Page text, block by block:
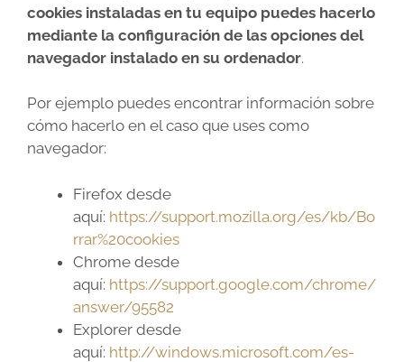
cookies instaladas en tu equipo puedes hacerlo
mediante la configuración de las opciones del
navegador instalado en su ordenador.
Por ejemplo puedes encontrar información sobre
cómo hacerlo en el caso que uses como
navegador:
Firefox desde
aquí: https://support.mozilla.org/es/kb/Bo
rrar%20cookies
Chrome desde
aquí: https://support.google.com/chrome/
answer/95582
Explorer desde
aquí: http://windows.microsoft.com/es-